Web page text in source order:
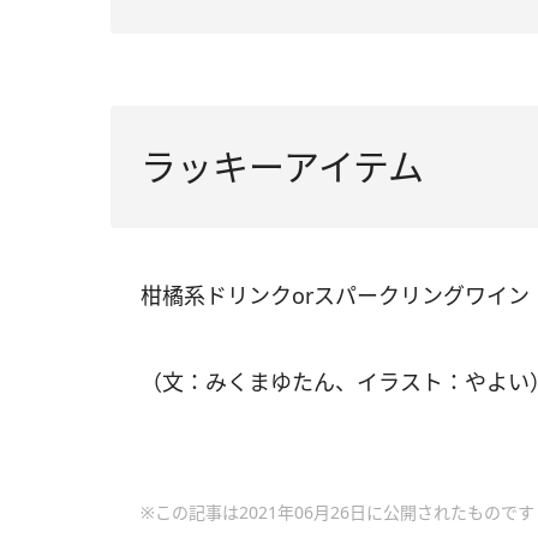
ラッキーアイテム
柑橘系ドリンクorスパークリングワイン
（文：みくまゆたん、イラスト：やよい
※この記事は2021年06月26日に公開されたものです